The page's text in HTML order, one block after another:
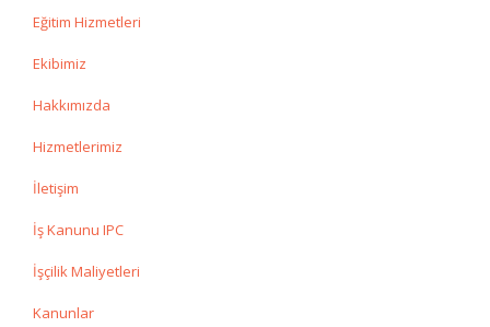
Eğitim Hizmetleri
Ekibimiz
Hakkımızda
Hizmetlerimiz
İletişim
İş Kanunu IPC
İşçilik Maliyetleri
Kanunlar